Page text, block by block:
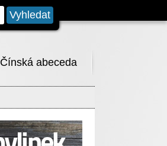
Čínská abeceda